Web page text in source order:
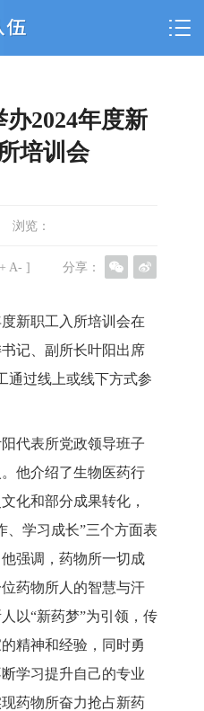
2024年度新
培训会
浏览：
分享：
A- ]
新职工入所培训会在
记、副所长叶阳出席
通过线上或线下方式参
代表所党政领导班子
他介绍了生物医药行
化和部分成果转化，
、学习成长”三个方面表
强调，药物所一切成
药物所人的智慧与汗
以“新药梦”为引领，传
精神和经验，同时勇
学习提升自己的专业
药物所奋力抢占新药